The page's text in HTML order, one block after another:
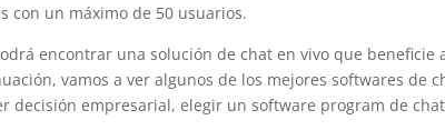
con un máximo de 50 usuarios.
encontrar una solución de chat en vivo que beneficie
vamos a ver algunos de los mejores softwares de
decisión empresarial, elegir un software program de